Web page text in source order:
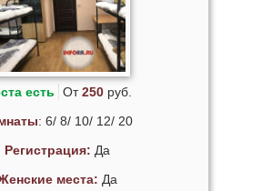
есть От250руб.
: 6/ 8/ 10/ 12/ 20
Регистрация: Да
места: Да